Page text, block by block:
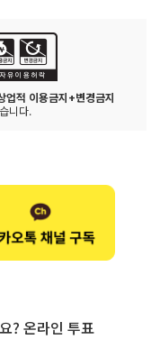
적 이용금지+변경금지
니다.
? 온라인 투표